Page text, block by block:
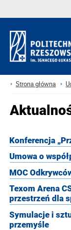
Strona główna
Konferencja
Umowa o
MOC
Texom Arena
przestrzeń dla
Symulacje i
przemyśle